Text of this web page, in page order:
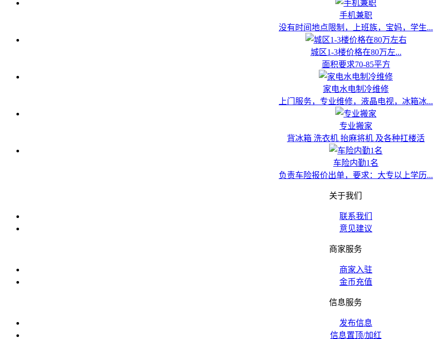
手机兼职
没有时间地点限制，上班族，宝妈，学生...
城区1-3楼价格在80万左...
面积要求70-85平方
家电水电制冷维修
上门服务，专业维修，液晶电视，冰箱冰...
专业搬家
背冰箱 洗衣机 抬麻将机 及各种扛楼活
车险内勤1名
负责车险报价出单，要求：大专以上学历...
关于我们
联系我们
意见建议
商家服务
商家入驻
金币充值
信息服务
发布信息
信息置顶/加红